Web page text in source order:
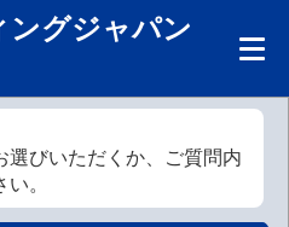
ングジャパン